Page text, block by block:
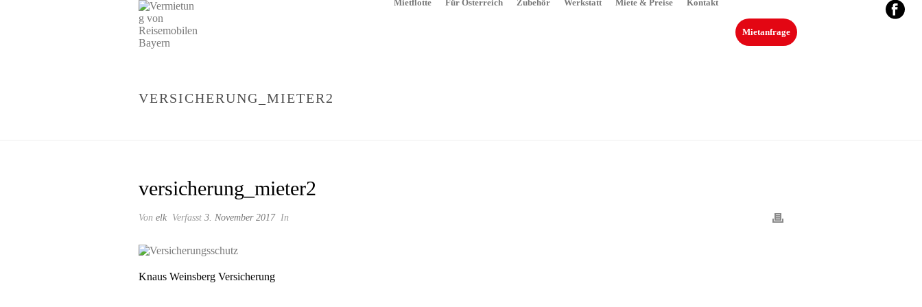
Mietflotte Für Österreich Zubehör Werkstatt Miete & Preise Kontakt
Mietanfrage
VERSICHERUNG_MIETER2
versicherung_mieter2
Von elk Verfasst 3. November 2017 In
Knaus Weinsberg Versicherung